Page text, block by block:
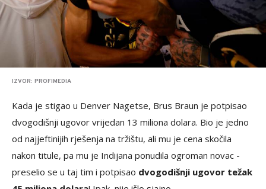
IZVOR: PROFIMEDIA
Kada je stigao u Denver Nagetse, Brus Braun je potpisao
dvogodišnji ugovor vrijedan 13 miliona dolara. Bio je jedno
od najjeftinijih rješenja na tržištu, ali mu je cena skočila
nakon titule, pa mu je Indijana ponudila ogroman novac -
preselio se u taj tim i potpisao dvogodišnji ugovor težak